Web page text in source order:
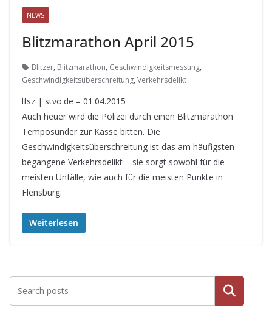
NEWS
Blitzmarathon April 2015
Blitzer, Blitzmarathon, Geschwindigkeitsmessung,
Geschwindigkeitsüberschreitung, Verkehrsdelikt
lfsz | stvo.de – 01.04.2015
Auch heuer wird die Polizei durch einen Blitzmarathon
Temposünder zur Kasse bitten. Die
Geschwindigkeitsüberschreitung ist das am häufigsten
begangene Verkehrsdelikt – sie sorgt sowohl für die
meisten Unfälle, wie auch für die meisten Punkte in
Flensburg.
Weiterlesen
Suche